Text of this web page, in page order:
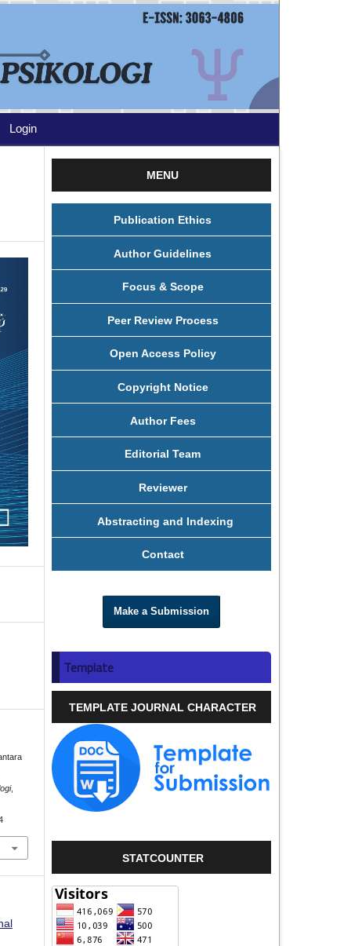
Login
,
MENU
Publication Ethics
Author Guidelines
Focus & Scope
Peer Review Process
Open Access Policy
Copyright Notice
Author Fees
Editorial Team
Reviewer
Abstracting and Indexing
Contact
Make a Submission
Template
TEMPLATE JOURNAL CHARACTER
STATCOUNTER